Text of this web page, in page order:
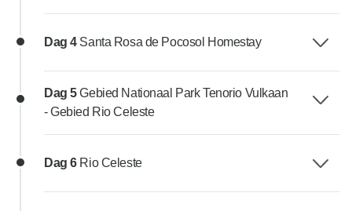
Dag 4 Santa Rosa de Pocosol Homestay
Dag 5Gebied Nationaal Park Tenorio Vulkaan
- Gebied Rio Celeste
Dag 6 Rio Celeste